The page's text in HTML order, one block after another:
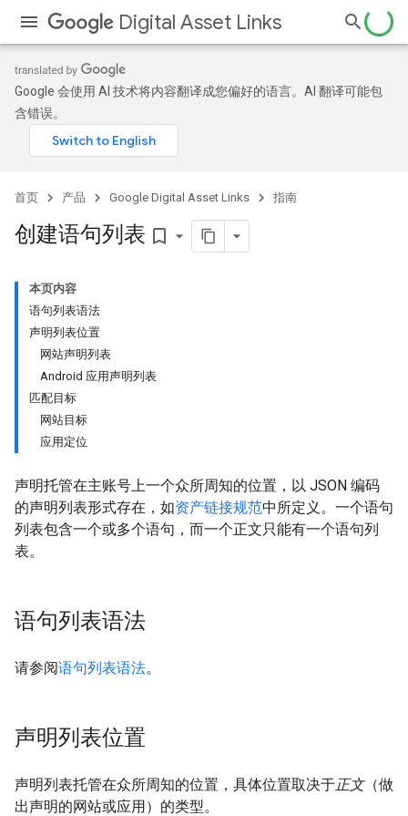
Digital Asset Links
Google 会使用 AI 技术将内容翻译成您偏好的语言。AI 翻译可能包
含错误。
首页 产品 Google Digital Asset Links 指南
创建语句列表 bookmark_border
本页内容
语句列表语法
声明列表位置
网站声明列表
Android 应用声明列表
匹配目标
网站目标
应用定位
声明托管在主账号上一个众所周知的位置，以 JSON 编码
的声明列表形式存在，如资产链接规范中所定义。一个语句
列表包含一个或多个语句，而一个正文只能有一个语句列
表。
语句列表语法
请参阅语句列表语法。
声明列表位置
声明列表托管在众所周知的位置，具体位置取决于正文（做
出声明的网站或应用）的类型。